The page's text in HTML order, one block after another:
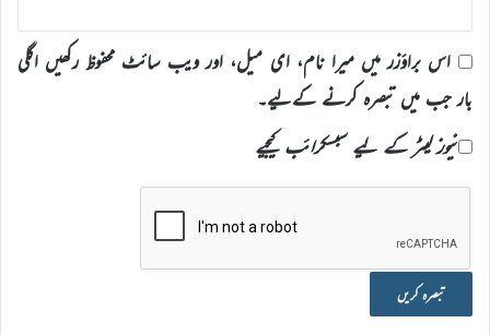
اس براؤزر میں میرا نام، ای میل، اور ویب سائٹ محفوظ رکھیں اگلی
بار جب میں تبصرہ کرنے کےلیے۔
نیوز لیٹر کے لیے سبسکرائب کیجیے